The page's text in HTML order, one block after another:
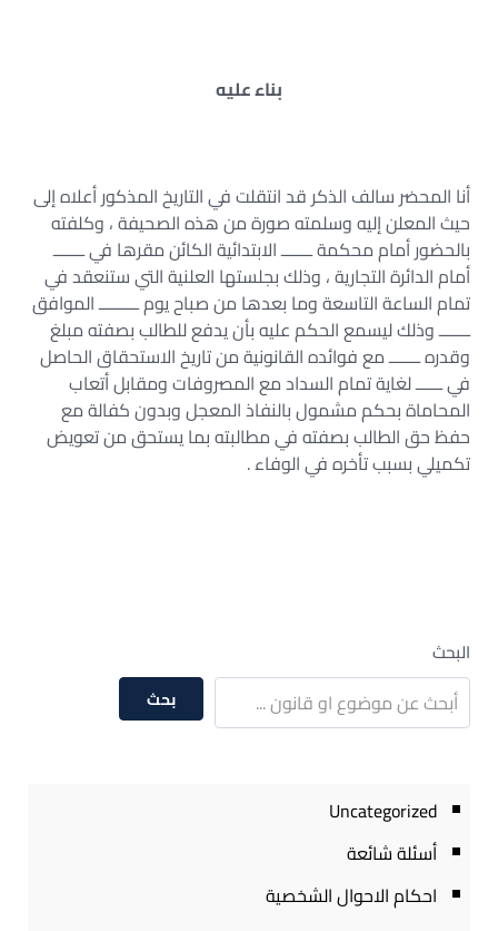
بناء عليه
أنا المحضر سالف الذكر قد انتقلت في التاريخ المذكور أعلاه إلى
حيث المعلن إليه وسلمته صورة من هذه الصحيفة ، وكلفته
بالحضور أمام محكمة ـــــــ الابتدائية الكائن مقرها في ـــــــ
أمام الدائرة التجارية ، وذلك بجلستها العلنية التي ستنعقد في
تمام الساعة التاسعة وما بعدها من صباح يوم ـــــــــ الموافق
ـــــــ وذلك ليسمع الحكم عليه بأن يدفع للطالب بصفته مبلغ
وقدره ـــــــ مع فوائده القانونية من تاريخ الاستحقاق الحاصل
في ــــــ لغاية تمام السداد مع المصروفات ومقابل أتعاب
المحاماة بحكم مشمول بالنفاذ المعجل وبدون كفالة مع
حفظ حق الطالب بصفته في مطالبته بما يستحق من تعويض
تكميلي بسبب تأخره في الوفاء .
البحث
بحث
Uncategorized
أسئلة شائعة
احكام الاحوال الشخصية